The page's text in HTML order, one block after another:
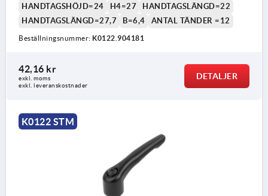
HANDTAGSHÖJD=24
H4=27
HANDTAGSLÄNGD=22
HANDTAGSLÄNGD=27,7
B=6,4 ANTAL TÄNDER =12
Beställningsnummer: K0122.904181
42,16 kr
exkl. moms
exkl. leveranskostnader
DETALJER
K0122 STM